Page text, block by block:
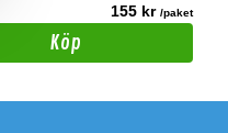
155 kr /paket
Köp